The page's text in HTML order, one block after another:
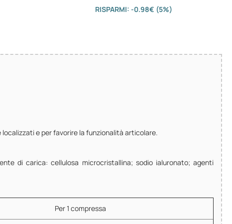
RISPARMI: -0.98€ (5%)
e per favorire la funzionalità articolare.
di carica: cellulosa microcristallina; sodio ialuronato; agenti
Per 1 compressa